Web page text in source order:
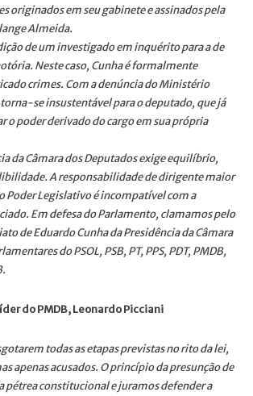
originados em seu gabinete e assinados pela
Almeida.
de um investigado em inquérito para a de
Neste caso, Cunha é formalmente
crimes. Com a denúncia do Ministério
se insustentável para o deputado, que já
o poder derivado do cargo em sua própria
da Câmara dos Deputados exige equilíbrio,
A responsabilidade de dirigente maior
Poder Legislativo é incompatível com a
Em defesa do Parlamento, clamamos pelo
de Eduardo Cunha da Presidência da Câmara
do PSOL, PSB, PT, PPS, PDT, PMDB,
do PMDB, Leonardo Picciani
todas as etapas previstas no rito da lei,
apenas acusados. O princípio da presunção de
pétrea constitucional e juramos defender a